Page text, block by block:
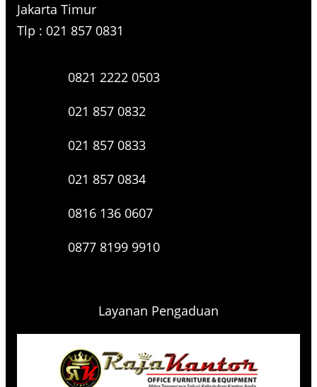
Jakarta Timur
Tlp : 021 857 0831
0821 2222 0503
021 857 0832
021 857 0833
021 857 0834
0816 136 0607
0877 8199 9910
Layanan Pengaduan